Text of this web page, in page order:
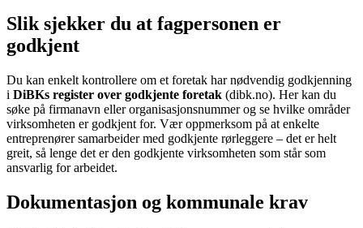
Slik sjekker du at fagpersonen er
godkjent
Du kan enkelt kontrollere om et foretak har nødvendig godkjenning
i DiBKs register over godkjente foretak (dibk.no). Her kan du
søke på firmanavn eller organisasjonsnummer og se hvilke områder
virksomheten er godkjent for. Vær oppmerksom på at enkelte
entreprenører samarbeider med godkjente rørleggere – det er helt
greit, så lenge det er den godkjente virksomheten som står som
ansvarlig for arbeidet.
Dokumentasjon og kommunale krav